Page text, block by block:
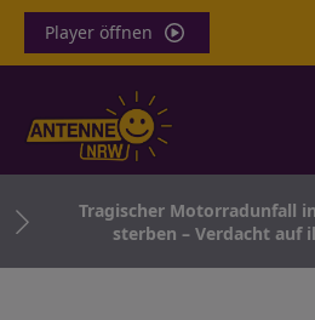
Player öffnen
Tragischer Motorradunfall
sterben – Verdacht auf